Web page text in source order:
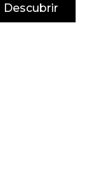
Descubrir